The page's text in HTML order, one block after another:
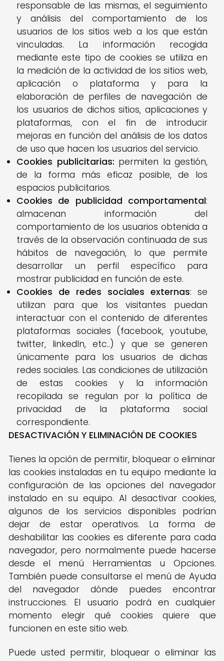
responsable de las mismas, el seguimiento
y análisis del comportamiento de los
usuarios de los sitios web a los que están
vinculadas. La información recogida
mediante este tipo de cookies se utiliza en
la medición de la actividad de los sitios web,
aplicación o plataforma y para la
elaboración de perfiles de navegación de
los usuarios de dichos sitios, aplicaciones y
plataformas, con el fin de introducir
mejoras en función del análisis de los datos
de uso que hacen los usuarios del servicio.
Cookies publicitarias: permiten la gestión,
de la forma más eficaz posible, de los
espacios publicitarios.
Cookies de publicidad comportamental:
almacenan información del
comportamiento de los usuarios obtenida a
través de la observación continuada de sus
hábitos de navegación, lo que permite
desarrollar un perfil específico para
mostrar publicidad en función de este.
Cookies de redes sociales externas: se
utilizan para que los visitantes puedan
interactuar con el contenido de diferentes
plataformas sociales (facebook, youtube,
twitter, linkedIn, etc..) y que se generen
únicamente para los usuarios de dichas
redes sociales. Las condiciones de utilización
de estas cookies y la información
recopilada se regulan por la política de
privacidad de la plataforma social
correspondiente.
DESACTIVACIÓN Y ELIMINACIÓN DE COOKIES
Tienes la opción de permitir, bloquear o eliminar
las cookies instaladas en tu equipo mediante la
configuración de las opciones del navegador
instalado en su equipo. Al desactivar cookies,
algunos de los servicios disponibles podrían
dejar de estar operativos. La forma de
deshabilitar las cookies es diferente para cada
navegador, pero normalmente puede hacerse
desde el menú Herramientas u Opciones.
También puede consultarse el menú de Ayuda
del navegador dónde puedes encontrar
instrucciones. El usuario podrá en cualquier
momento elegir qué cookies quiere que
funcionen en este sitio web.
Puede usted permitir, bloquear o eliminar las